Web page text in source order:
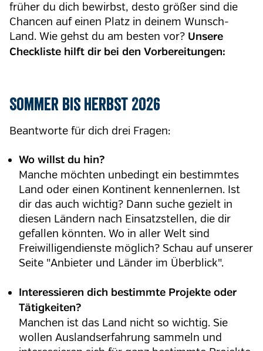
früher du dich bewirbst, desto größer sind die
Chancen auf einen Platz in deinem Wunsch-
Land. Wie gehst du am besten vor? Unsere
Checkliste hilft dir bei den Vorbereitungen:
Sommer bis Herbst 2026
Beantworte für dich drei Fragen:
Wo willst du hin?
Manche möchten unbedingt ein bestimmtes
Land oder einen Kontinent kennenlernen. Ist
dir das auch wichtig? Dann suche gezielt in
diesen Ländern nach Einsatzstellen, die dir
gefallen könnten. Wo in aller Welt sind
Freiwilligendienste möglich? Schau auf unserer
Seite "Anbieter und Länder im Überblick".
Interessieren dich bestimmte Projekte oder
Tätigkeiten?
Manchen ist das Land nicht so wichtig. Sie
wollen Auslandserfahrung sammeln und